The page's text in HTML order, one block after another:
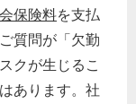
保険料を支払
質問が「欠勤
クが生じるこ
あります。社